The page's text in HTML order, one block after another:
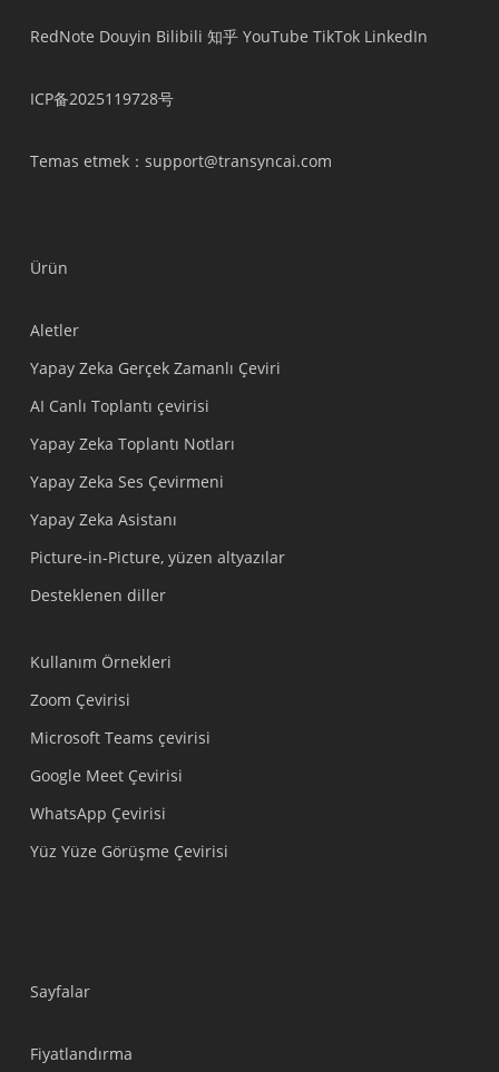
RedNote Douyin Bilibili 知乎 YouTube TikTok LinkedIn
ICP备2025119728号
Temas etmek：support@transyncai.com
Ürün
Aletler
Yapay Zeka Gerçek Zamanlı Çeviri
AI Canlı Toplantı çevirisi
Yapay Zeka Toplantı Notları
Yapay Zeka Ses Çevirmeni
Yapay Zeka Asistanı
Picture-in-Picture, yüzen altyazılar
Desteklenen diller
Kullanım Örnekleri
Zoom Çevirisi
Microsoft Teams çevirisi
Google Meet Çevirisi
WhatsApp Çevirisi
Yüz Yüze Görüşme Çevirisi
Sayfalar
Fiyatlandırma